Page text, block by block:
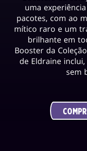
uma
pacotes, com ao
mítico raro e um
brilhante em
Booster da
de Eldraine
sem